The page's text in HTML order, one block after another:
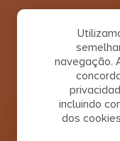
navegação.
incluindo
dos